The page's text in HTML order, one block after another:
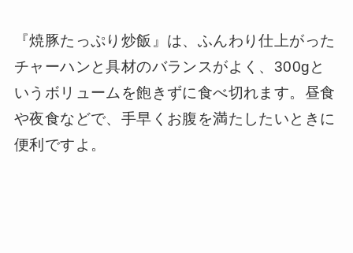
『焼豚たっぷり炒飯』は、ふんわり仕上がった
チャーハンと具材のバランスがよく、300gと
いうボリュームを飽きずに食べ切れます。昼食
や夜食などで、手早くお腹を満たしたいときに
便利ですよ。